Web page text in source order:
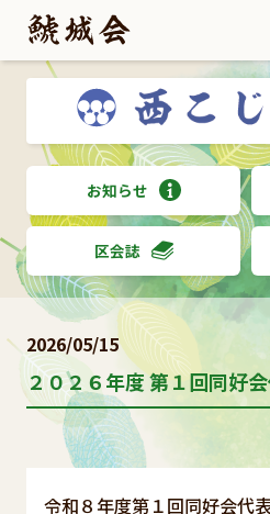
お知らせ
区会誌
2026/05/15
２０２６年度 第１回同好
令和８年度第１回同好会代